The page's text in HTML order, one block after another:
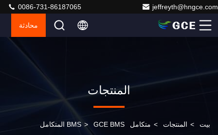
jeffreyth@hngce.com
0086-731-86187065
محادثة
المنتجات
بيت > المنتجات > متكامل BMS > GCE BMS المتكامل